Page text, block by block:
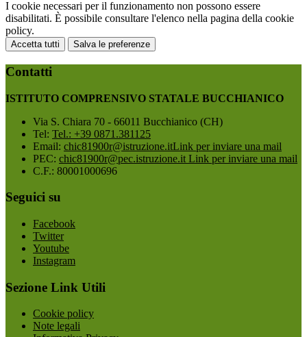
I cookie necessari per il funzionamento non possono essere
disabilitati. È possibile consultare l'elenco nella pagina della cookie
policy.
Accetta tutti Salva le preferenze
Contatti
ISTITUTO COMPRENSIVO STATALE BUCCHIANICO
Via S. Chiara 70 - 66011 Bucchianico (CH)
Tel: Tel.: +39 0871.381125
Email: chic81900r@istruzione.itLink per inviare una mail
PEC: chic81900r@pec.istruzione.it Link per inviare una mail
C.F.: 80001000696
Seguici su
Facebook
Twitter
Youtube
Instagram
Sezione Link Utili
Cookie policy
Note legali